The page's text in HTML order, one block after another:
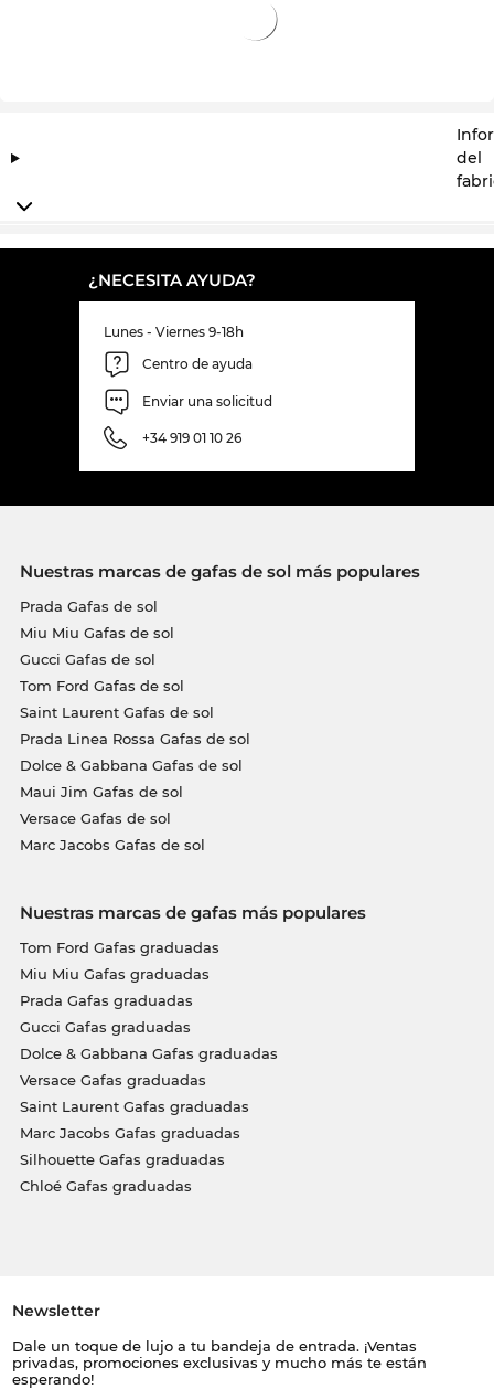
del
¿NECESITA AYUDA?
Lunes - Viernes 9-18h
Centro de ayuda
Enviar una solicitud
+34 919 01 10 26
Nuestras marcas de gafas de sol más populares
Prada Gafas de sol
Miu Miu Gafas de sol
Gucci Gafas de sol
Tom Ford Gafas de sol
Saint Laurent Gafas de sol
Prada Linea Rossa Gafas de sol
Dolce & Gabbana Gafas de sol
Maui Jim Gafas de sol
Versace Gafas de sol
Marc Jacobs Gafas de sol
Nuestras marcas de gafas más populares
Tom Ford Gafas graduadas
Miu Miu Gafas graduadas
Prada Gafas graduadas
Gucci Gafas graduadas
Dolce & Gabbana Gafas graduadas
Versace Gafas graduadas
Saint Laurent Gafas graduadas
Marc Jacobs Gafas graduadas
Silhouette Gafas graduadas
Chloé Gafas graduadas
Newsletter
Dale un toque de lujo a tu bandeja de entrada. ¡Ventas
privadas, promociones exclusivas y mucho más te están
esperando!